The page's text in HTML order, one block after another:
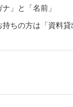
」と「名前」
ちの方は「資料